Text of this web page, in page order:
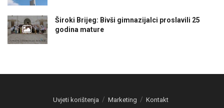
Široki Brijeg: Bivši gimnazijalci proslavili 25
godina mature
Uvjeti korištenja Marketing Kontakt